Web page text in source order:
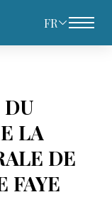
FR
DU
LA
DE
FAYE